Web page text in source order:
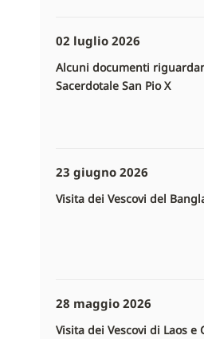
02 luglio 2026
Alcuni documenti
Sacerdotale San Pio X
23 giugno 2026
Visita dei Vescovi del
28 maggio 2026
Visita dei Vescovi di Laos e